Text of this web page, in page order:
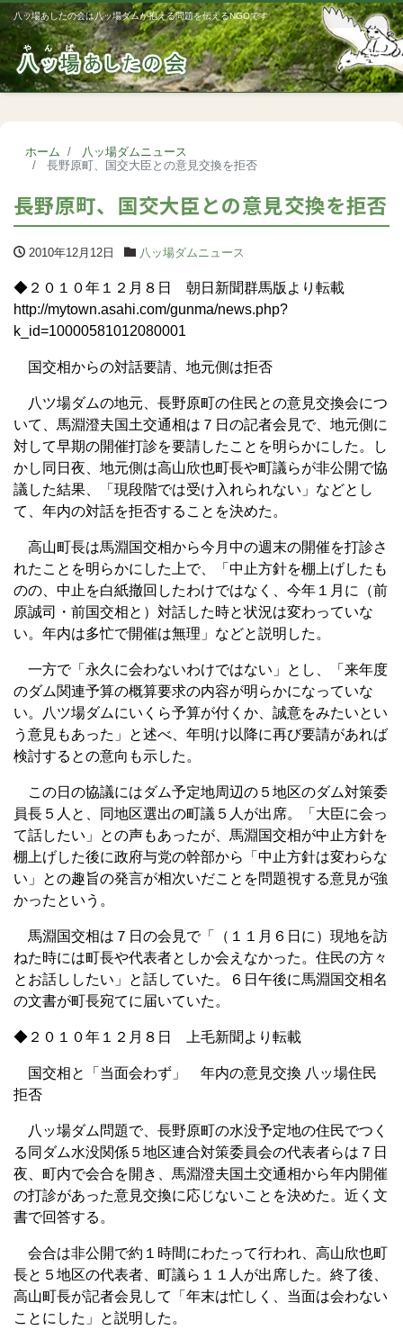
八ッ場あしたの会は八ッ場ダムが抱える問題を伝えるNGOです
ホーム
八ッ場ダムニュース
長野原町、国交大臣との意見交換を拒否
長野原町、国交大臣との意見交換を拒否
2010年12月12日 八ッ場ダムニュース
◆２０１０年１２月８日 朝日新聞群馬版より転載
http://mytown.asahi.com/gunma/news.php?
k_id=10000581012080001
国交相からの対話要請、地元側は拒否
八ツ場ダムの地元、長野原町の住民との意見交換会につ
いて、馬淵澄夫国土交通相は７日の記者会見で、地元側に
対して早期の開催打診を要請したことを明らかにした。し
かし同日夜、地元側は高山欣也町長や町議らが非公開で協
議した結果、「現段階では受け入れられない」などとし
て、年内の対話を拒否することを決めた。
高山町長は馬淵国交相から今月中の週末の開催を打診さ
れたことを明らかにした上で、「中止方針を棚上げしたも
のの、中止を白紙撤回したわけではなく、今年１月に（前
原誠司・前国交相と）対話した時と状況は変わっていな
い。年内は多忙で開催は無理」などと説明した。
一方で「永久に会わないわけではない」とし、「来年度
のダム関連予算の概算要求の内容が明らかになっていな
い。八ツ場ダムにいくら予算が付くか、誠意をみたいとい
う意見もあった」と述べ、年明け以降に再び要請があれば
検討するとの意向も示した。
この日の協議にはダム予定地周辺の５地区のダム対策委
員長５人と、同地区選出の町議５人が出席。「大臣に会っ
て話したい」との声もあったが、馬淵国交相が中止方針を
棚上げした後に政府与党の幹部から「中止方針は変わらな
い」との趣旨の発言が相次いだことを問題視する意見が強
かったという。
馬淵国交相は７日の会見で「（１１月６日に）現地を訪
ねた時には町長や代表者としか会えなかった。住民の方々
とお話ししたい」と話していた。６日午後に馬淵国交相名
の文書が町長宛てに届いていた。
◆２０１０年１２月８日 上毛新聞より転載
国交相と「当面会わず」 年内の意見交換 八ッ場住民
拒否
八ッ場ダム問題で、長野原町の水没予定地の住民でつく
る同ダム水没関係５地区連合対策委員会の代表者らは７日
夜、町内で会合を開き、馬淵澄夫国土交通相から年内開催
の打診があった意見交換に応じないことを決めた。近く文
書で回答する。
会合は非公開で約１時間にわたって行われ、高山欣也町
長と５地区の代表者、町議ら１１人が出席した。終了後、
高山町長が記者会見して「年末は忙しく、当面は会わない
ことにした」と説明した。